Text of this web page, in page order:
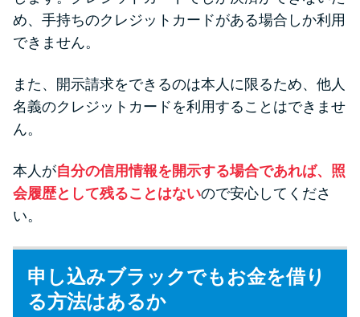
め、手持ちのクレジットカードがある場合しか利用
できません。
また、開示請求をできるのは本人に限るため、他人
名義のクレジットカードを利用することはできませ
ん。
本人が自分の信用情報を開示する場合であれば、照
会履歴として残ることはないので安心してくださ
い。
申し込みブラックでもお金を借り
る方法はあるか